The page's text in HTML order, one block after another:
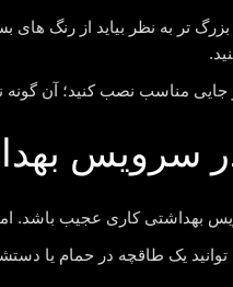
تر به نظر بیاید از رنگ های
جایی مناسب نصب کنید؛ آن
بهداشتی کاری عجیب باشد.
یک طاقچه در حمام یا